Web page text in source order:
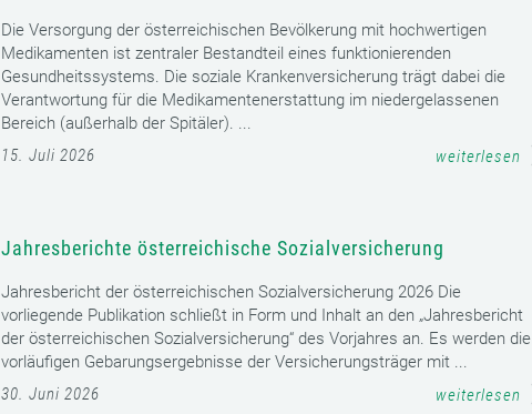
Die Versorgung der österreichischen Bevölkerung mit hochwertigen
Medikamenten ist zentraler Bestandteil eines funktionierenden
Gesundheitssystems. Die soziale Krankenversicherung trägt dabei die
Verantwortung für die Medikamentenerstattung im niedergelassenen
Bereich (außerhalb der Spitäler). ...
15. Juli 2026
weiterlesen
Jahresberichte österreichische Sozialversicherung
Jahresbericht der österreichischen Sozialversicherung 2026 Die
vorliegende Publikation schließt in Form und Inhalt an den „Jahresbericht
der österreichischen Sozialversicherung“ des Vorjahres an. Es werden die
vorläufigen Gebarungsergebnisse der Versicherungsträger mit ...
30. Juni 2026
weiterlesen